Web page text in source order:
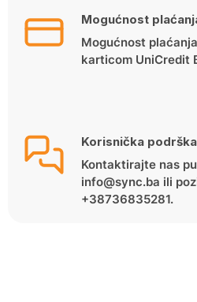
Mogućnost
Mogućnost
karticom UniCredit
Korisnička podrška
Kontaktirajte nas
info@sync.ba ili
+38736835281.